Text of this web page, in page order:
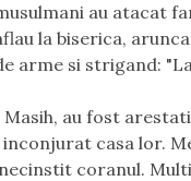
au atacat
la biserica,
arme si strigand:
Masih, au fost
casa lor.
coranul.